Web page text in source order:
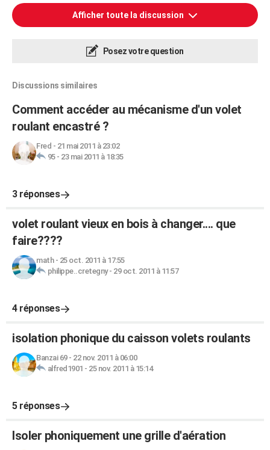
Afficher toute la discussion
Posez votre question
Discussions similaires
Comment accéder au mécanisme d'un volet
roulant encastré ?
Fred - 21 mai 2011 à 23:02
95- 23 mai 2011 à 18:35
3 réponses
volet roulant vieux en bois à changer.... que
faire????
math- 25 oct. 2011 à 17:55
philippe..cretegny- 29 oct. 2011 à 11:57
4 réponses
isolation phonique du caisson volets roulants
Banzai 69- 22 nov. 2011 à 06:00
alfred1901 - 25 nov. 2011 à 15:14
5 réponses
Isoler phoniquement une grille d'aération